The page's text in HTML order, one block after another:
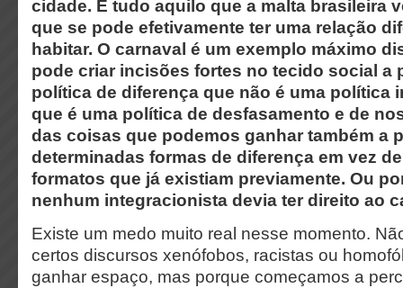
cidade. E tudo aquilo que a malta brasileira
que se pode efetivamente ter uma relação
habitar. O carnaval é um exemplo máximo
pode criar incisões fortes no tecido social a
política de diferença que não é uma política
que é uma política de desfasamento e de
das coisas que podemos ganhar também a
determinadas formas de diferença em vez
formatos que já existiam previamente. Ou
nenhum integracionista devia ter direito ao
Existe um medo muito real nesse momento.
certos discursos xenófobos, racistas ou
ganhar espaço, mas porque começamos a